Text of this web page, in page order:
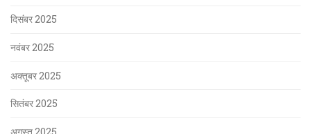
दिसंबर 2025
नवंबर 2025
अक्तूबर 2025
सितंबर 2025